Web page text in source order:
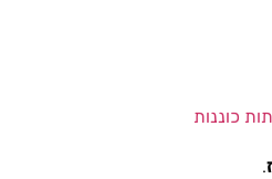
כוננות
.